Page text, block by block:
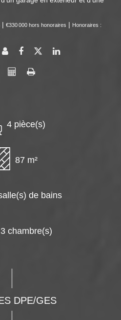
| €330 000 hors honoraires | Honoraires :
4 pièce(s)
87 m²
de bains
3 chambre(s)
DPE/GES